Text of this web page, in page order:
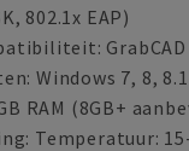
802.1x EAP)
GrabCAD
Windows 7, 8,
RAM (8GB+
Temperatuur: 15-